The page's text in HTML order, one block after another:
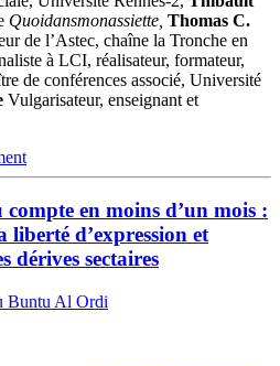
Quoidansmonassiette, Thomas C.
de l’Astec, chaîne la Tronche en
à LCI, réalisateur, formateur,
de conférences associé, Université
Vulgarisateur, enseignant et
en moins d’un mois :
liberté d’expression et
dérives sectaires
Buntu Al Ordi